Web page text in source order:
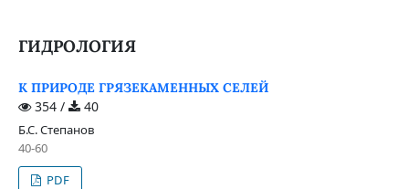
ГИДРОЛОГИЯ
К ПРИРОДЕ ГРЯЗЕКАМЕННЫХ СЕЛЕЙ
354 / 40
Б.С. Степанов
40-60
PDF